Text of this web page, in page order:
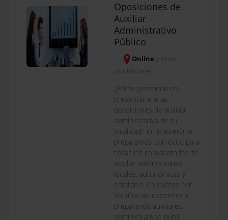
Oposiciones de
Auxiliar
Administrativo
Público
Online
¿Estás pensando en
presentarte a las
oposiciones de auxiliar
administrativo de tu
localidad? En MasterD te
preparamos con éxito para
todas las convocatorias de
auxiliar administrativo
locales, autonómicas y
estatales. Contamos con
30 años de experiencia
preparando auxiliares
administrativos públi... ....